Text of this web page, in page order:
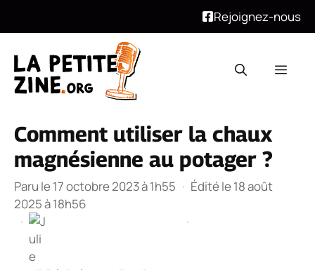
Rejoignez-nous
contenu
Comment utiliser la chaux
magnésienne au potager ?
Paru le 17 octobre 2023 à 1h55 · Édité le 18 août
2025 à 18h56
·
·